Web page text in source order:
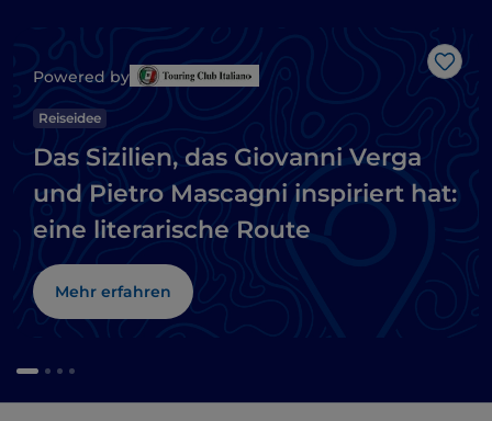
Like
Powered by
Reiseidee
Das Sizilien, das Giovanni Verga
und Pietro Mascagni inspiriert hat:
eine literarische Route
Mehr erfahren